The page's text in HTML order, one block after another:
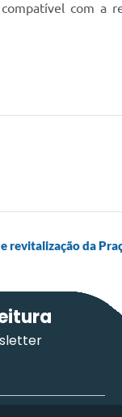
com a
revitalização da